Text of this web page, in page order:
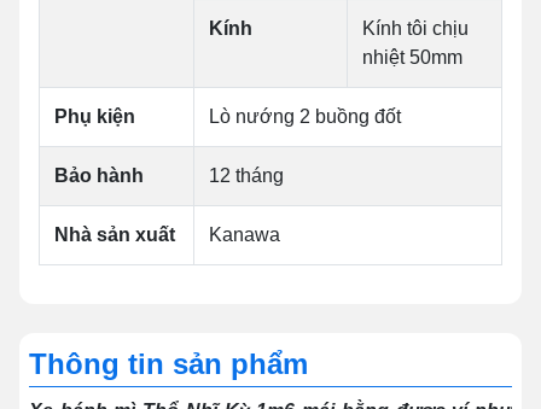
Kính
Kính tôi chịu
nhiệt 50mm
Phụ kiện Lò nướng 2 buồng đốt
Bảo hành 12 tháng
Nhà sản xuất Kanawa
Thông tin sản phẩm